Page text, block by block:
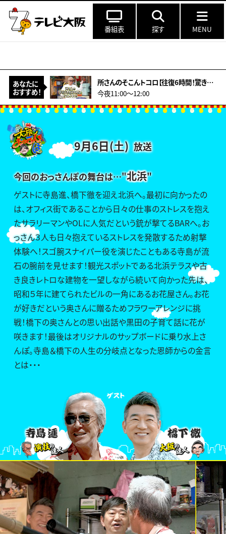
番組表 探す MENU
あなたに
おすすめ！
所さんのそこんトコロ【往復6時間！驚きの遠距離通学！&amp;型破りアーティスト】
今夜11:00～12:00
9月6日(土)放送
今回のおっさんぽの舞台は…"北浜"
ゲストに寺島進、橋下徹を迎え北浜へ。最初に向かったの
は、オフィス街であることから日々の仕事のストレスを抱え
たサラリーマンやOLに人気だという銃が撃てるBARへ。お
っさん３人も日々抱えているストレスを発散するため射撃
体験へ！スゴ腕スナイパー役を演じたこともある寺島が流
石の腕前を見せます！観光スポットである北浜テラスや古
き良きレトロな建物を一望しながら続いて向かった先は、
昭和５年に建てられたビルの一角にあるお花屋さん。お花
が好きだという奥さんに贈るためフラワーアレンジに挑
戦！橋下の奥さんとの思い出話や黒田の子育て話に花が
咲きます！最後はオリジナルのサップボードに乗り水上さ
んぽ。寺島＆橋下の人生の分岐点となった恩師からの金言
とは・・・